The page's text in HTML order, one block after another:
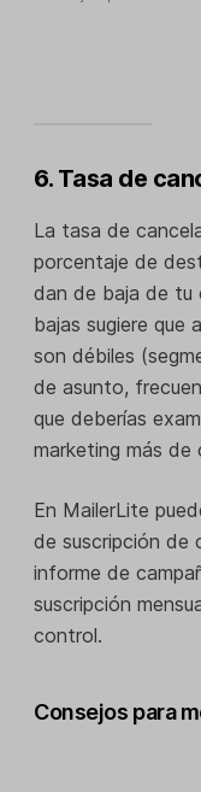
6. Tasa de
La tasa de
porcentaje de
dan de baja de tu
bajas sugiere que
son débiles
de asunto,
que deberías
marketing más de
En MailerLite
de suscripción de
informe de
suscripción
control.
Consejos para